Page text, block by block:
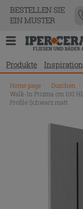
BESTELLEN SIE
EIN MUSTER
Produkte
Home page Duschen
Walk-In Prizma cm 100
Profile Schwarz matt